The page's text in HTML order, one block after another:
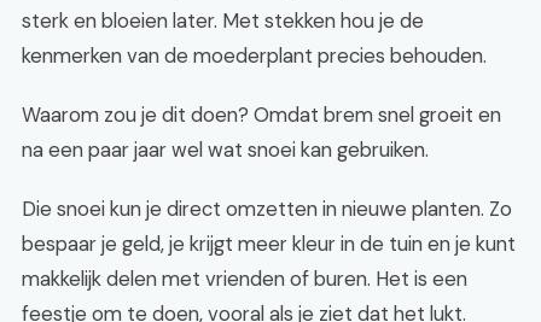
sterk en bloeien later. Met stekken hou je de
kenmerken van de moederplant precies behouden.
Waarom zou je dit doen? Omdat brem snel groeit en
na een paar jaar wel wat snoei kan gebruiken.
Die snoei kun je direct omzetten in nieuwe planten. Zo
bespaar je geld, je krijgt meer kleur in de tuin en je kunt
makkelijk delen met vrienden of buren. Het is een
feestje om te doen, vooral als je ziet dat het lukt.